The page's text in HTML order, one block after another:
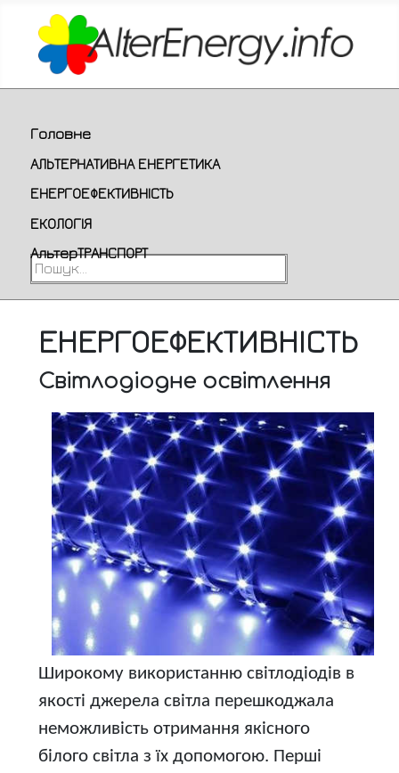
Головне
АЛЬТЕРНАТИВНА ЕНЕРГЕТИКА
ЕНЕРГОЕФЕКТИВНІСТЬ
ЕКОЛОГІЯ
АльтерТРАНСПОРТ
Пошук...
ЕНЕРГОЕФЕКТИВНІСТЬ
Світлодіодне освітлення
Широкому використанню світлодіодів в
якості джерела світла перешкоджала
неможливість отримання якісного
білого світла з їх допомогою. Перші